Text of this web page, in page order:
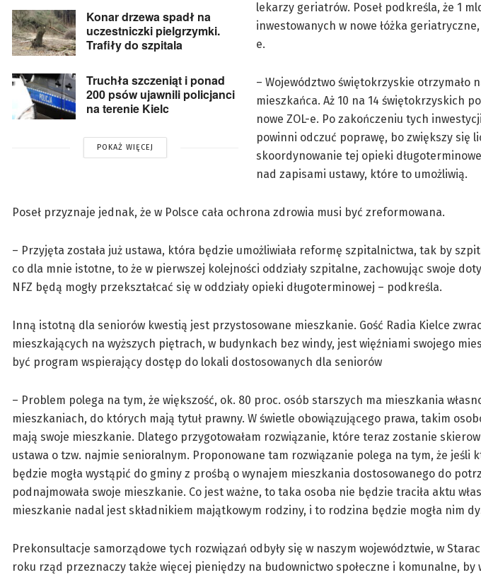
Konar drzewa spadł na
uczestniczki pielgrzymki.
Trafiły do szpitala
Truchła szczeniąt i ponad
200 psów ujawnili policjanci
na terenie Kielc
POKAŻ WIĘCEJ
lekarzy geriatrów. Poseł podkreśla, że 1
inwestowanych w nowe łóżka
e.
– Województwo świętokrzyskie otrzymało
mieszkańca. Aż 10 na 14 świętokrzyskich
nowe ZOL-e. Po zakończeniu tych
powinni odczuć poprawę, bo zwiększy się
skoordynowanie tej opieki
nad zapisami ustawy, które to umożliwią.
Poseł przyznaje jednak, że w Polsce cała ochrona zdrowia musi być zreformowana.
– Przyjęta została już ustawa, która będzie umożliwiała reformę szpitalnictwa, tak by
co dla mnie istotne, to że w pierwszej kolejności oddziały szpitalne, zachowując swoje
NFZ będą mogły przekształcać się w oddziały opieki długoterminowej – podkreśla.
Inną istotną dla seniorów kwestią jest przystosowane mieszkanie. Gość Radia Kielce
mieszkających na wyższych piętrach, w budynkach bez windy, jest więźniami swojego
być program wspierający dostęp do lokali dostosowanych dla seniorów
– Problem polega na tym, że większość, ok. 80 proc. osób starszych ma mieszkania
mieszkaniach, do których mają tytuł prawny. W świetle obowiązującego prawa, takim
mają swoje mieszkanie. Dlatego przygotowałam rozwiązanie, które teraz zostanie
ustawa o tzw. najmie senioralnym. Proponowane tam rozwiązanie polega na tym, że jeśli
będzie mogła wystąpić do gminy z prośbą o wynajem mieszkania dostosowanego do
podnajmowała swoje mieszkanie. Co jest ważne, to taka osoba nie będzie traciła aktu
mieszkanie nadal jest składnikiem majątkowym rodziny, i to rodzina będzie mogła nim
Prekonsultacje samorządowe tych rozwiązań odbyły się w naszym województwie, w
roku rząd przeznaczy także więcej pieniędzy na budownictwo społeczne i komunalne,